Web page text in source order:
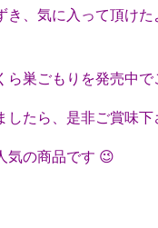
、気に入って頂けた
巣ごもりを発売中で
たら、是非ご賞味下
の商品です 😉